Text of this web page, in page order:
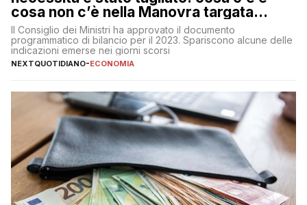
cosa non c’è nella Manovra targata
Meloni
Il Consiglio dei Ministri ha approvato il documento
programmatico di bilancio per il 2023. Spariscono alcune delle
indicazioni emerse nei giorni scorsi
NEXTQUOTIDIANO-ECONOMIA